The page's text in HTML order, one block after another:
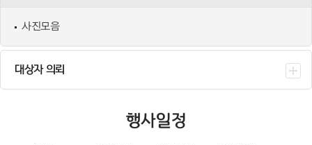
사진모음
대상자 의뢰
행사일정